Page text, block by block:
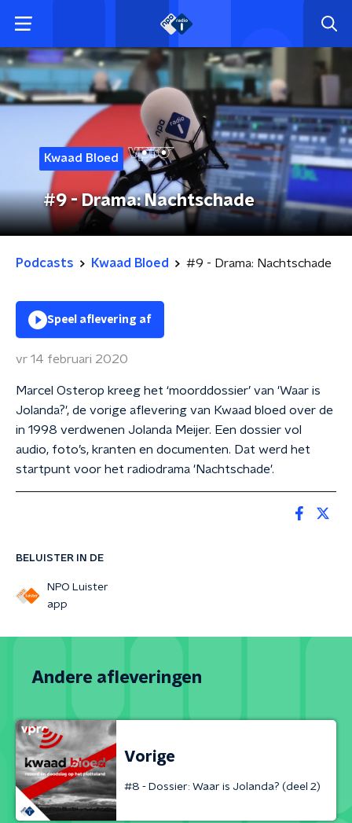
Kwaad Bloed
#9 - Drama: Nachtschade
Podcasts Kwaad Bloed #9 - Drama: Nachtschade
BELUISTER IN DE
NPO Luister
app
Speel aflevering af
vr 14 februari 2020
Marcel Osterop kreeg het ‘moorddossier’ van 'Waar is
Jolanda?', de vorige aflevering van Kwaad bloed over de
in 1998 verdwenen Jolanda Meijer. Een dossier vol
audio, foto’s, kranten en documenten. Dat werd het
startpunt voor het radiodrama 'Nachtschade'.
Andere afleveringen
Vorige
#8 - Dossier: Waar is Jolanda? (deel 2)